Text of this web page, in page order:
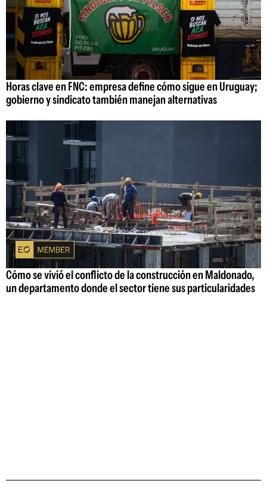
Horas clave en FNC: empresa define cómo sigue en Uruguay;
gobierno y sindicato también manejan alternativas
Cómo se vivió el conflicto de la construcción en Maldonado,
un departamento donde el sector tiene sus particularidades